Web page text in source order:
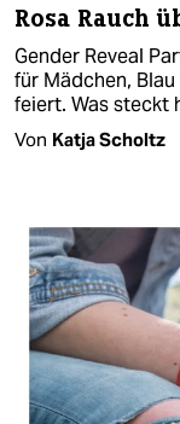
Rosa Rauch
Gender Reveal
für Mädchen,
feiert. Was steckt
Von Katja Scholtz